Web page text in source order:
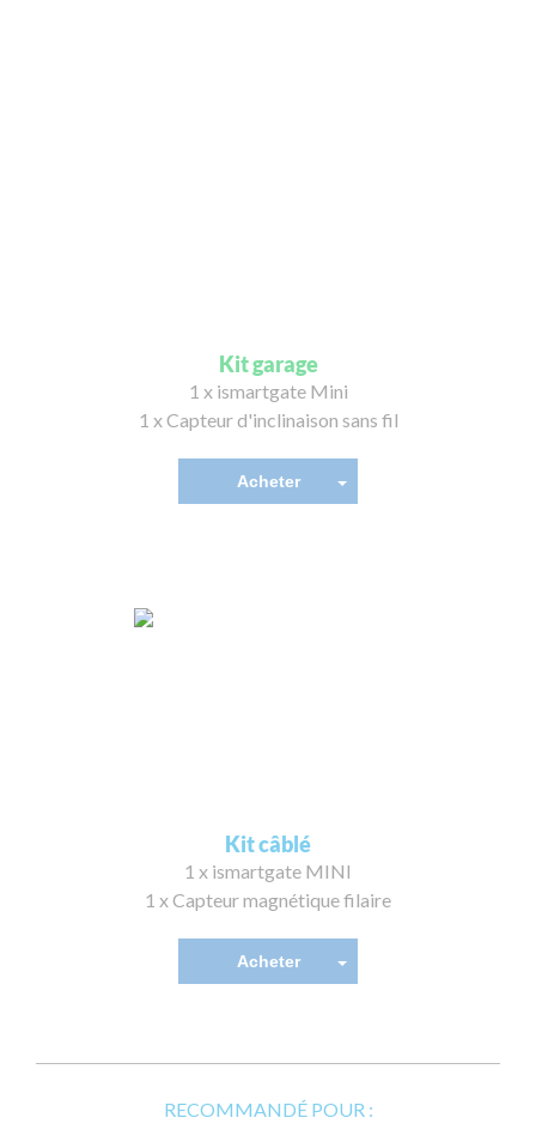
Kit garage
1 x ismartgate Mini
1 x Capteur d'inclinaison sans fil
Acheter
Kit câblé
1 x ismartgate MINI
1 x Capteur magnétique filaire
Acheter
RECOMMANDÉ POUR :